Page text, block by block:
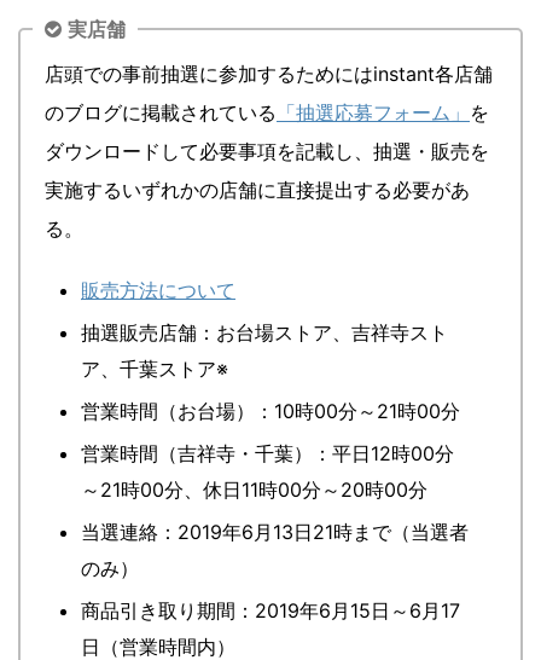
実店舗
店頭での事前抽選に参加するためにはinstant各店舗
のブログに掲載されている 「抽選応募フォーム」 を
ダウンロードして必要事項を記載し、抽選・販売を
実施するいずれかの店舗に直接提出する必要があ
る。
販売方法について
抽選販売店舗：お台場ストア、吉祥寺スト
ア、千葉ストア※
営業時間（お台場）：10時00分～21時00分
営業時間（吉祥寺・千葉）：平日12時00分
～21時00分、休日11時00分～20時00分
当選連絡：2019年6月13日21時まで（当選者
のみ）
商品引き取り期間：2019年6月15日～6月17
日（営業時間内）